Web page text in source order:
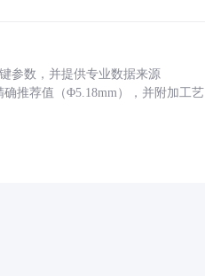
参数，并提供专业数据来源
确推荐值（Φ5.18mm），并附加工艺